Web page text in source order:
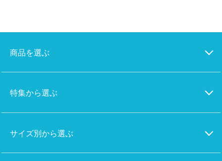
商品を選ぶ
特集から選ぶ
サイズ別から選ぶ